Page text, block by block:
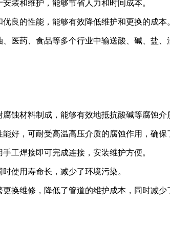
装和维护，能够节省人力和时间成本。
良的性能，能够有效降低维护和更换的成本
医药、食品等多个行业中输送酸、碱、盐、
蚀材料制成，能够有效地抵抗酸碱等腐蚀介
好，可耐受高温高压介质的腐蚀作用，确保
工焊接即可完成连接，安装维护方便。
使用寿命长，减少了环境污染。
换维修，降低了管道的维护成本，同时减少